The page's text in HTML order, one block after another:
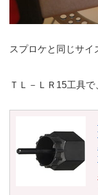
スプロケと同じサイ
ＴＬ－ＬＲ15工具で